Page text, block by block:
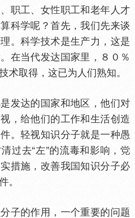
职工、女
职工和老年人才
科学呢？首先，我们先来谈
。科学技术是生产力，这是
在当代发达
家里，８０％
术取得，这已为人们熟知。
发达的
家和地区，他们对
，给他们的工作和生活创造
。轻视知识分子就是一种愚
过去“左”的流毒和影响，
措施，改善我
知识分子必
。
的作用，一个重要的问题